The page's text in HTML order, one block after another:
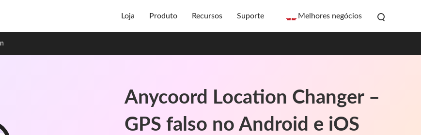
Loja Produto Recursos Suporte Melhores negócios
Anycoord Location Changer –
GPS falso no Android e iOS